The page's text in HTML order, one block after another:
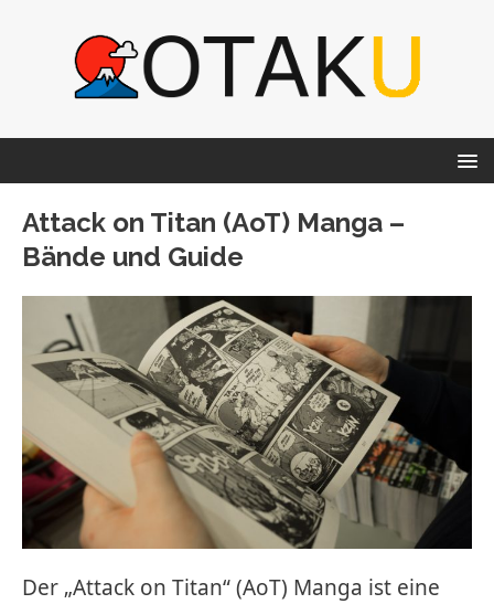
Attack on Titan (AoT) Manga –
Bände und Guide
Der „Attack on Titan“ (AoT) Manga ist eine